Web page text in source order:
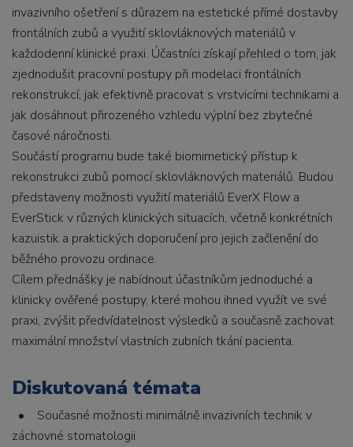
invazivního ošetření s důrazem na estetické přímé dostavby
frontálních zubů a využití sklovláknových materiálů v
každodenní klinické praxi. Účastníci získají přehled o tom, jak
zjednodušit pracovní postupy při modelaci frontálních
rekonstrukcí, jak efektivně pracovat s vrstvicími technikami a
jak dosáhnout přirozeného vzhledu výplní bez zbytečné
časové náročnosti.
Součástí programu bude také biomimetický přístup k
rekonstrukci zubů pomocí sklovláknových materiálů. Budou
představeny možnosti využití materiálů EverX Flow a
EverStick v různých klinických situacích, včetně konkrétních
kazuistik a praktických doporučení pro jejich začlenění do
běžného provozu ordinace.
Cílem přednášky je nabídnout účastníkům jednoduché a
klinicky ověřené postupy, které mohou ihned využít ve své
praxi, zvýšit předvídatelnost výsledků a současně zachovat
maximální množství vlastních zubních tkání pacienta.
Diskutovaná témata
• Současné možnosti minimálně invazivních technik v
záchovné stomatologii